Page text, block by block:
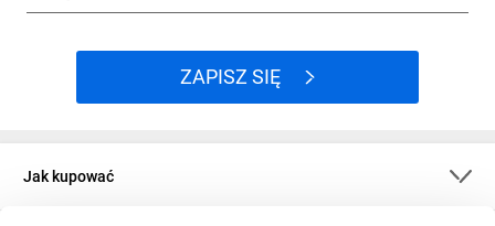
ZAPISZ SIĘ
Jak kupować